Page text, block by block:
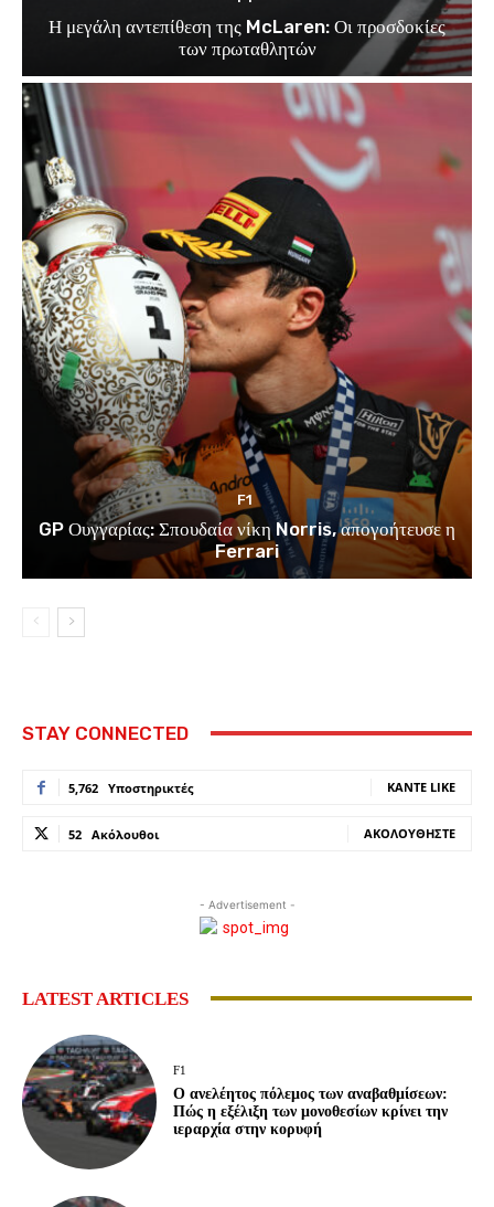
Η μεγάλη αντεπίθεση της McLaren: Οι προσδοκίες
των πρωταθλητών
F1
GP Ουγγαρίας: Σπουδαία νίκη Norris, απογοήτευσε η
Ferrari
STAY CONNECTED
5,762 Υποστηρικτές ΚΆΝΤΕ LIKE
52 Ακόλουθοι ΑΚΟΛΟΥΘΉΣΤΕ
- Advertisement -
LATEST ARTICLES
F1
Ο ανελέητος πόλεμος των αναβαθμίσεων:
Πώς η εξέλιξη των μονοθεσίων κρίνει την
ιεραρχία στην κορυφή